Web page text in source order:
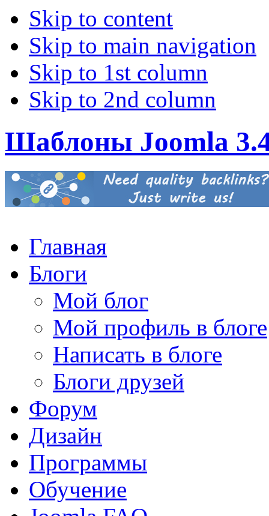
Skip to content
Skip to main navigation
Skip to 1st column
Skip to 2nd column
Шаблоны Joomla
Главная
Блоги
Мой блог
Мой профиль в блоге
Написать в блоге
Блоги друзей
Форум
Дизайн
Программы
Обучение